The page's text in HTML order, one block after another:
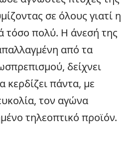
σε όλους γιατί η
τόσο πολύ. Η άνεσή της
από τα
δείχνει
πάντα, με
τον αγώνα
τηλεοπτικό προϊόν.